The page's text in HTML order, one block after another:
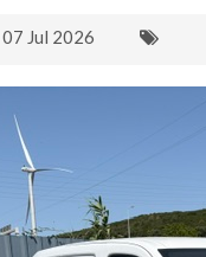
07 Jul 2026